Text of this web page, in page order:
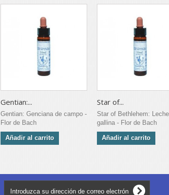
Gentian:...
Gentian: Genciana de campo -
Flor de Bach
Añadir al carrito
Star of...
Star of Bethlehem:
gallina - Flor de Bach
Añadir al carrito